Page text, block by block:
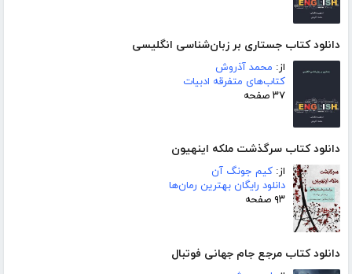
دانلود کتاب جستاری بر زبان‌شناسی انگلیسی
از: محمد آذروش
کتاب‌های متفرقه ادبیات
۳۷ صفحه
دانلود کتاب سرگذشت ملکه اینهیون
از: کیم جونگ آن
دانلود رایگان بهترین رمان‌ها
۹۳ صفحه
دانلود کتاب مرجع جام جهانی فوتبال